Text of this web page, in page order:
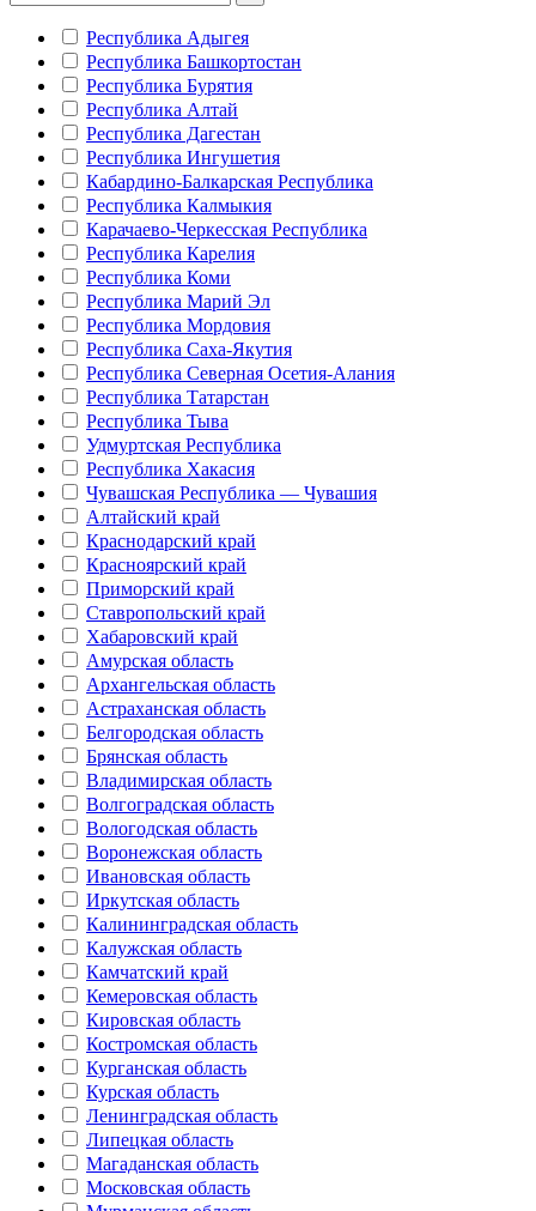
Республика Адыгея
Республика Башкортостан
Республика Бурятия
Республика Алтай
Республика Дагестан
Республика Ингушетия
Кабардино-Балкарская Республика
Республика Калмыкия
Карачаево-Черкесская Республика
Республика Карелия
Республика Коми
Республика Марий Эл
Республика Мордовия
Республика Саха-Якутия
Республика Северная Осетия-Алания
Республика Татарстан
Республика Тыва
Удмуртская Республика
Республика Хакасия
Чувашская Республика — Чувашия
Алтайский край
Краснодарский край
Красноярский край
Приморский край
Ставропольский край
Хабаровский край
Амурская область
Архангельская область
Астраханская область
Белгородская область
Брянская область
Владимирская область
Волгоградская область
Вологодская область
Воронежская область
Ивановская область
Иркутская область
Калининградская область
Калужская область
Камчатский край
Кемеровская область
Кировская область
Костромская область
Курганская область
Курская область
Ленинградская область
Липецкая область
Магаданская область
Московская область